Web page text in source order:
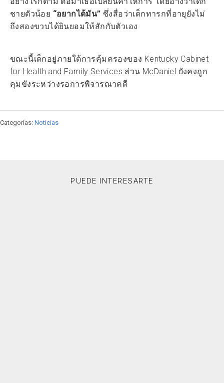
ชายตัวน้อย “อยากได้มัน”ซึ่งสื่อว่าเด็กทารกที่อายุยังไม่
ถึงสองขวบได้ยินยอมให้สักกับตัวเอง
ขณะนี้เด็กอยู่ภายใต้การคุ้มครองของ Kentucky Cabinet
for Health and Family Services ส่วน McDaniel ยังคงถูก
คุมขังระหว่างรอการพิจารณาคดี
Categorías: Noticias
PUEDE INTERESARTE